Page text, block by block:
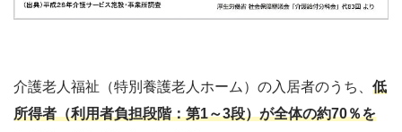
介護老人福祉（特別養護老人ホーム）の入居者のうち、 低
所得者（利用者負担段階：第1～3段）が全体の約70％を